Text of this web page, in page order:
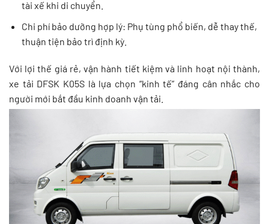
tài xế khi di chuyển.
Chi phí bảo dưỡng hợp lý: Phụ tùng phổ biến, dễ thay thế,
thuận tiện bảo trì định kỳ.
Với lợi thế giá rẻ, vận hành tiết kiệm và linh hoạt nội thành,
xe tải DFSK K05S là lựa chọn “kinh tế” đáng cân nhắc cho
người mới bắt đầu kinh doanh vận tải.